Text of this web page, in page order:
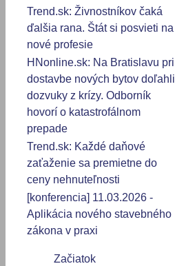
Trend.sk: Živnostníkov čaká
ďalšia rana. Štát si posvieti na
nové profesie
HNonline.sk: Na Bratislavu pri
dostavbe nových bytov doľahli
dozvuky z krízy. Odborník
hovorí o katastrofálnom
prepade
Trend.sk: Každé daňové
zaťaženie sa premietne do
ceny nehnuteľnosti
[konferencia] 11.03.2026 -
Aplikácia nového stavebného
zákona v praxi
Začiatok